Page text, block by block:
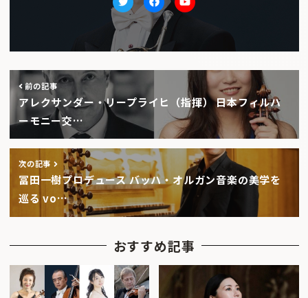
TwitterfacebookYoutube
前の記事
アレクサンダー・リープライヒ（指揮） 日本フィルハ
ーモニー交…
次の記事
冨田一樹プロデュース バッハ・オルガン音楽の美学を
巡る vo…
おすすめ記事